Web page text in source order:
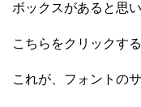
ボックスがあると思い
こちらをクリックす
これが、フォントの